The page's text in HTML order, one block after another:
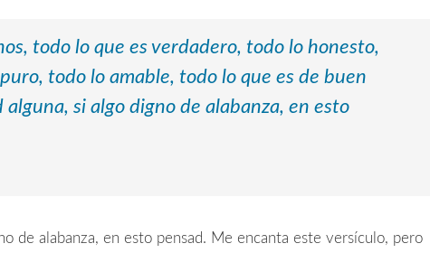
todo lo que es verdadero, todo lo honesto,
todo lo amable, todo lo que es de buen
si algo digno de alabanza, en esto
de alabanza, en esto pensad. Me encanta este versículo, pero